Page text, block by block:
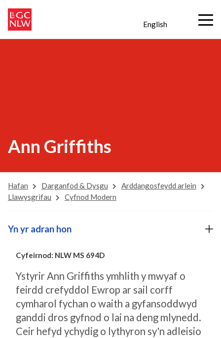
English
Ann Griffiths
Hafan Darganfod & Dysgu
Arddangosfeydd arlein
Llawysgrifau
Cyfnod Modern
Cyfeirnod: NLW MS 694D
Ystyrir Ann Griffiths ymhlith y mwyaf o
feirdd crefyddol Ewrop ar sail corff
cymharol fychan o waith a gyfansoddwyd
ganddi dros gyfnod o lai na deng mlynedd.
Ceir hefyd ychydig o lythyron sy'n adleisio
Yn yr adran hon